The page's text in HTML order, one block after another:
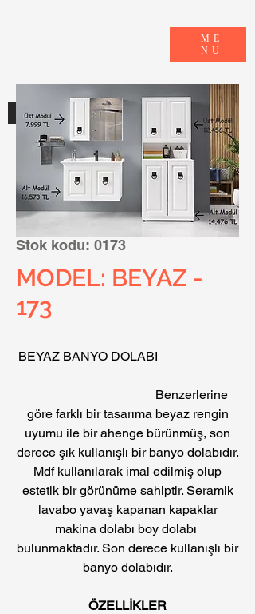
E-KATALOG
ME
NU
Stok kodu: 0173
MODEL: BEYAZ -
173
BEYAZ BANYO DOLABI
Benzerlerine
göre farklı bir tasarıma beyaz rengin
uyumu ile bir ahenge bürünmüş, son
derece şık kullanışlı bir banyo dolabıdır.
Mdf kullanılarak imal edilmiş olup
estetik bir görünüme sahiptir. Seramik
lavabo yavaş kapanan kapaklar
makina dolabı boy dolabı
bulunmaktadır. Son derece kullanışlı bir
banyo dolabıdır.
ÖZELLİKLER